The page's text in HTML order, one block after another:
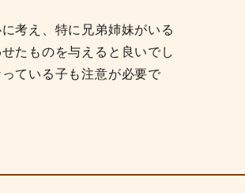
考え、特に兄弟姉妹がいる
たものを与えると良いでし
ている子も注意が必要で